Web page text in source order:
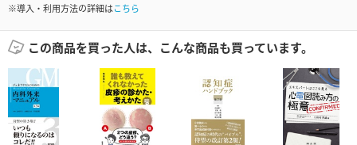
※導入・利用方法の詳細はこちら
この商品を買った人は、こんな商品も買っています。